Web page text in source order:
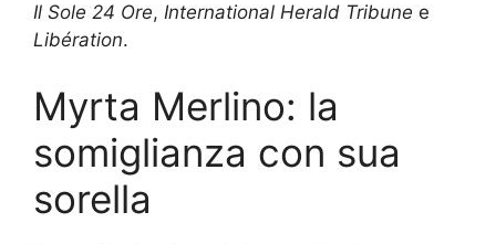
Il Sole 24 Ore, International Herald Tribune e
Libération.
Myrta Merlino: la
somiglianza con sua
sorella